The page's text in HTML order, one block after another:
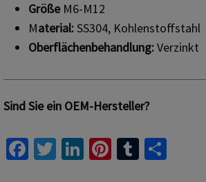
GrößeM6-M12
Material:SS304, Kohlenstoffstahl
Oberflächenbehandlung:Verzinkt
Sind Sie ein OEM-Hersteller?
Fa T
Li Pi T